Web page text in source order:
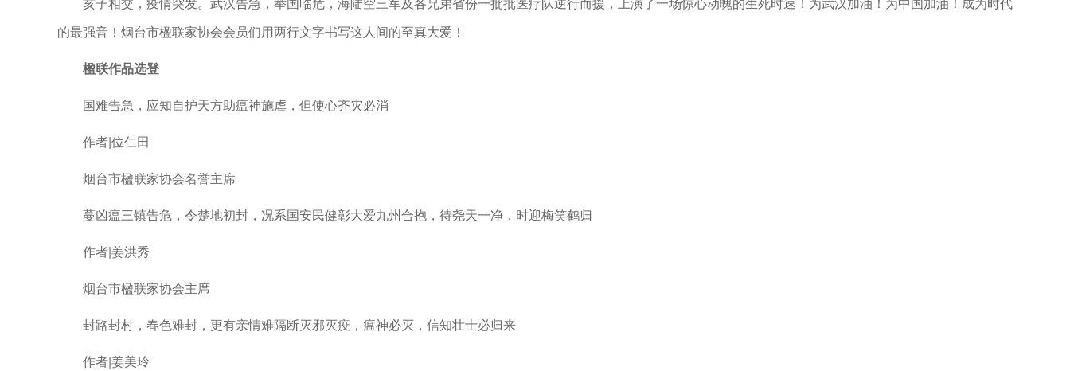
的最强音！烟台市楹联家协会会员们用两行文字书写这人间的至真大爱！
楹联作品选登
国难告急，应知自护天方助瘟神施虐，但使心齐灾必消
作者|位仁田
烟台市楹联家协会名誉主席
蔓凶瘟三镇告危，令楚地初封，况系国安民健彰大爱九州合抱，待尧天一净，时迎梅笑鹤归
作者|姜洪秀
烟台市楹联家协会主席
封路封村，春色难封，更有亲情难隔断灭邪灭疫，瘟神必灭，信知壮士必归来
作者|姜美玲